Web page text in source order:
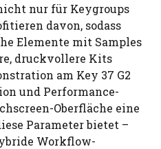
nur für Keygroups
davon, sodass
Elemente mit Samples
druckvollere Kits
am Key 37 G2
und Performance-
Oberfläche eine
Parameter bietet –
Workflow-